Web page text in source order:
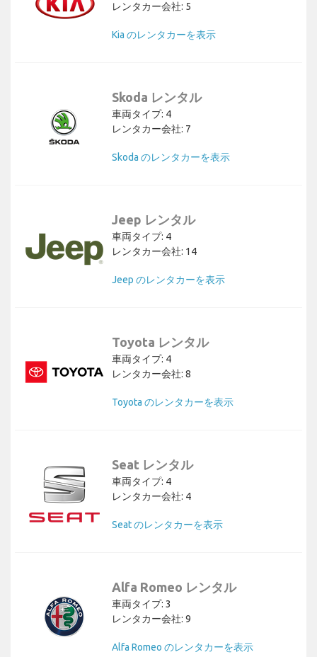
レンタカー会社: 5
Kia のレンタカーを表示
Skoda レンタル
車両タイプ: 4
レンタカー会社: 7
Skoda のレンタカーを表示
Jeep レンタル
車両タイプ: 4
レンタカー会社: 14
Jeep のレンタカーを表示
Toyota レンタル
車両タイプ: 4
レンタカー会社: 8
Toyota のレンタカーを表示
Seat レンタル
車両タイプ: 4
レンタカー会社: 4
Seat のレンタカーを表示
Alfa Romeo レンタル
車両タイプ: 3
レンタカー会社: 9
Alfa Romeo のレンタカーを表示